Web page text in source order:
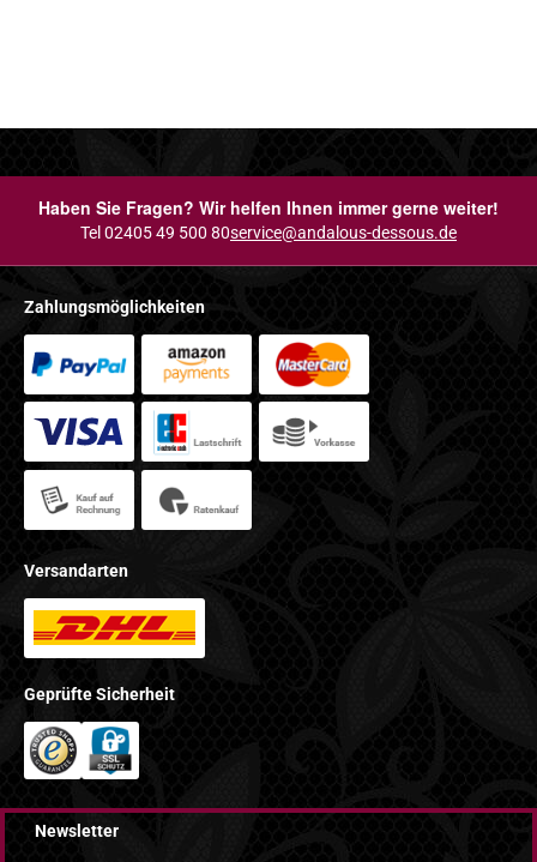
Haben Sie Fragen? Wir helfen Ihnen immer gerne weiter!
Tel 02405 49 500 80service@andalous-dessous.de
Zahlungsmöglichkeiten
Versandarten
Geprüfte Sicherheit
Newsletter